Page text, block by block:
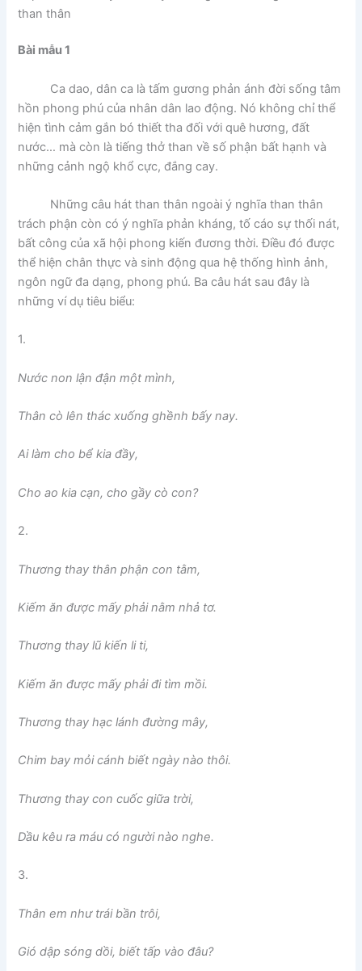
than thân
Bài mẫu 1
Ca dao, dân ca là tấm gương phản ánh đời sống tâm
hồn phong phú của nhân dân lao động. Nó không chỉ thể
hiện tình cảm gắn bó thiết tha đối với quê hương, đất
nước… mà còn là tiếng thở than về số phận bất hạnh và
những cảnh ngộ khổ cực, đắng cay.
Những câu hát than thân ngoài ý nghĩa than thân
trách phận còn có ý nghĩa phản kháng, tố cáo sự thối nát,
bất công của xã hội phong kiến đương thời. Điều đó được
thể hiện chân thực và sinh động qua hệ thống hình ảnh,
ngôn ngữ đa dạng, phong phú. Ba câu hát sau đây là
những ví dụ tiêu biểu:
1.
Nước non lận đận một mình,
Thân cò lên thác xuống ghềnh bấy nay.
Ai làm cho bể kia đầy,
Cho ao kia cạn, cho gầy cò con?
2.
Thương thay thân phận con tằm,
Kiếm ăn được mấy phải nằm nhả tơ.
Thương thay lũ kiến li ti,
Kiếm ăn được mấy phải đi tìm mồi.
Thương thay hạc lánh đường mây,
Chim bay mỏi cánh biết ngày nào thôi.
Thương thay con cuốc giữa trời,
Dầu kêu ra máu có người nào nghe.
3.
Thân em như trái bần trôi,
Gió dập sóng dồi, biết tấp vào đâu?